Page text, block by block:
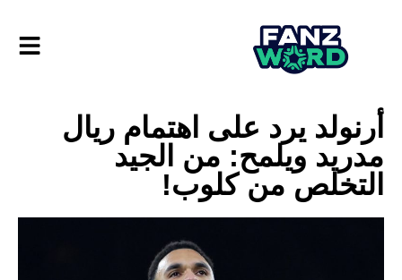
أرنولد يرد على اهتمام ريال
مدريد ويلمح: من الجيد
التخلص من كلوب!